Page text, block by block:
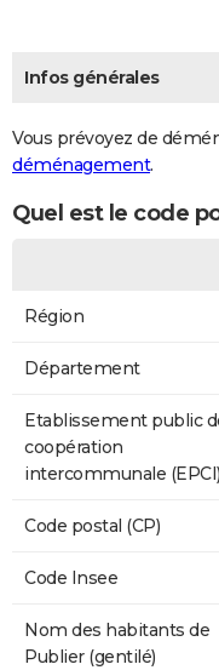
Infos générales
Vous prévoyez de
déménagement.
Quel est le code
Région
Département
Etablissement public
coopération
intercommunale (EPCI)
Code postal (CP)
Code Insee
Nom des habitants de
Publier (gentilé)